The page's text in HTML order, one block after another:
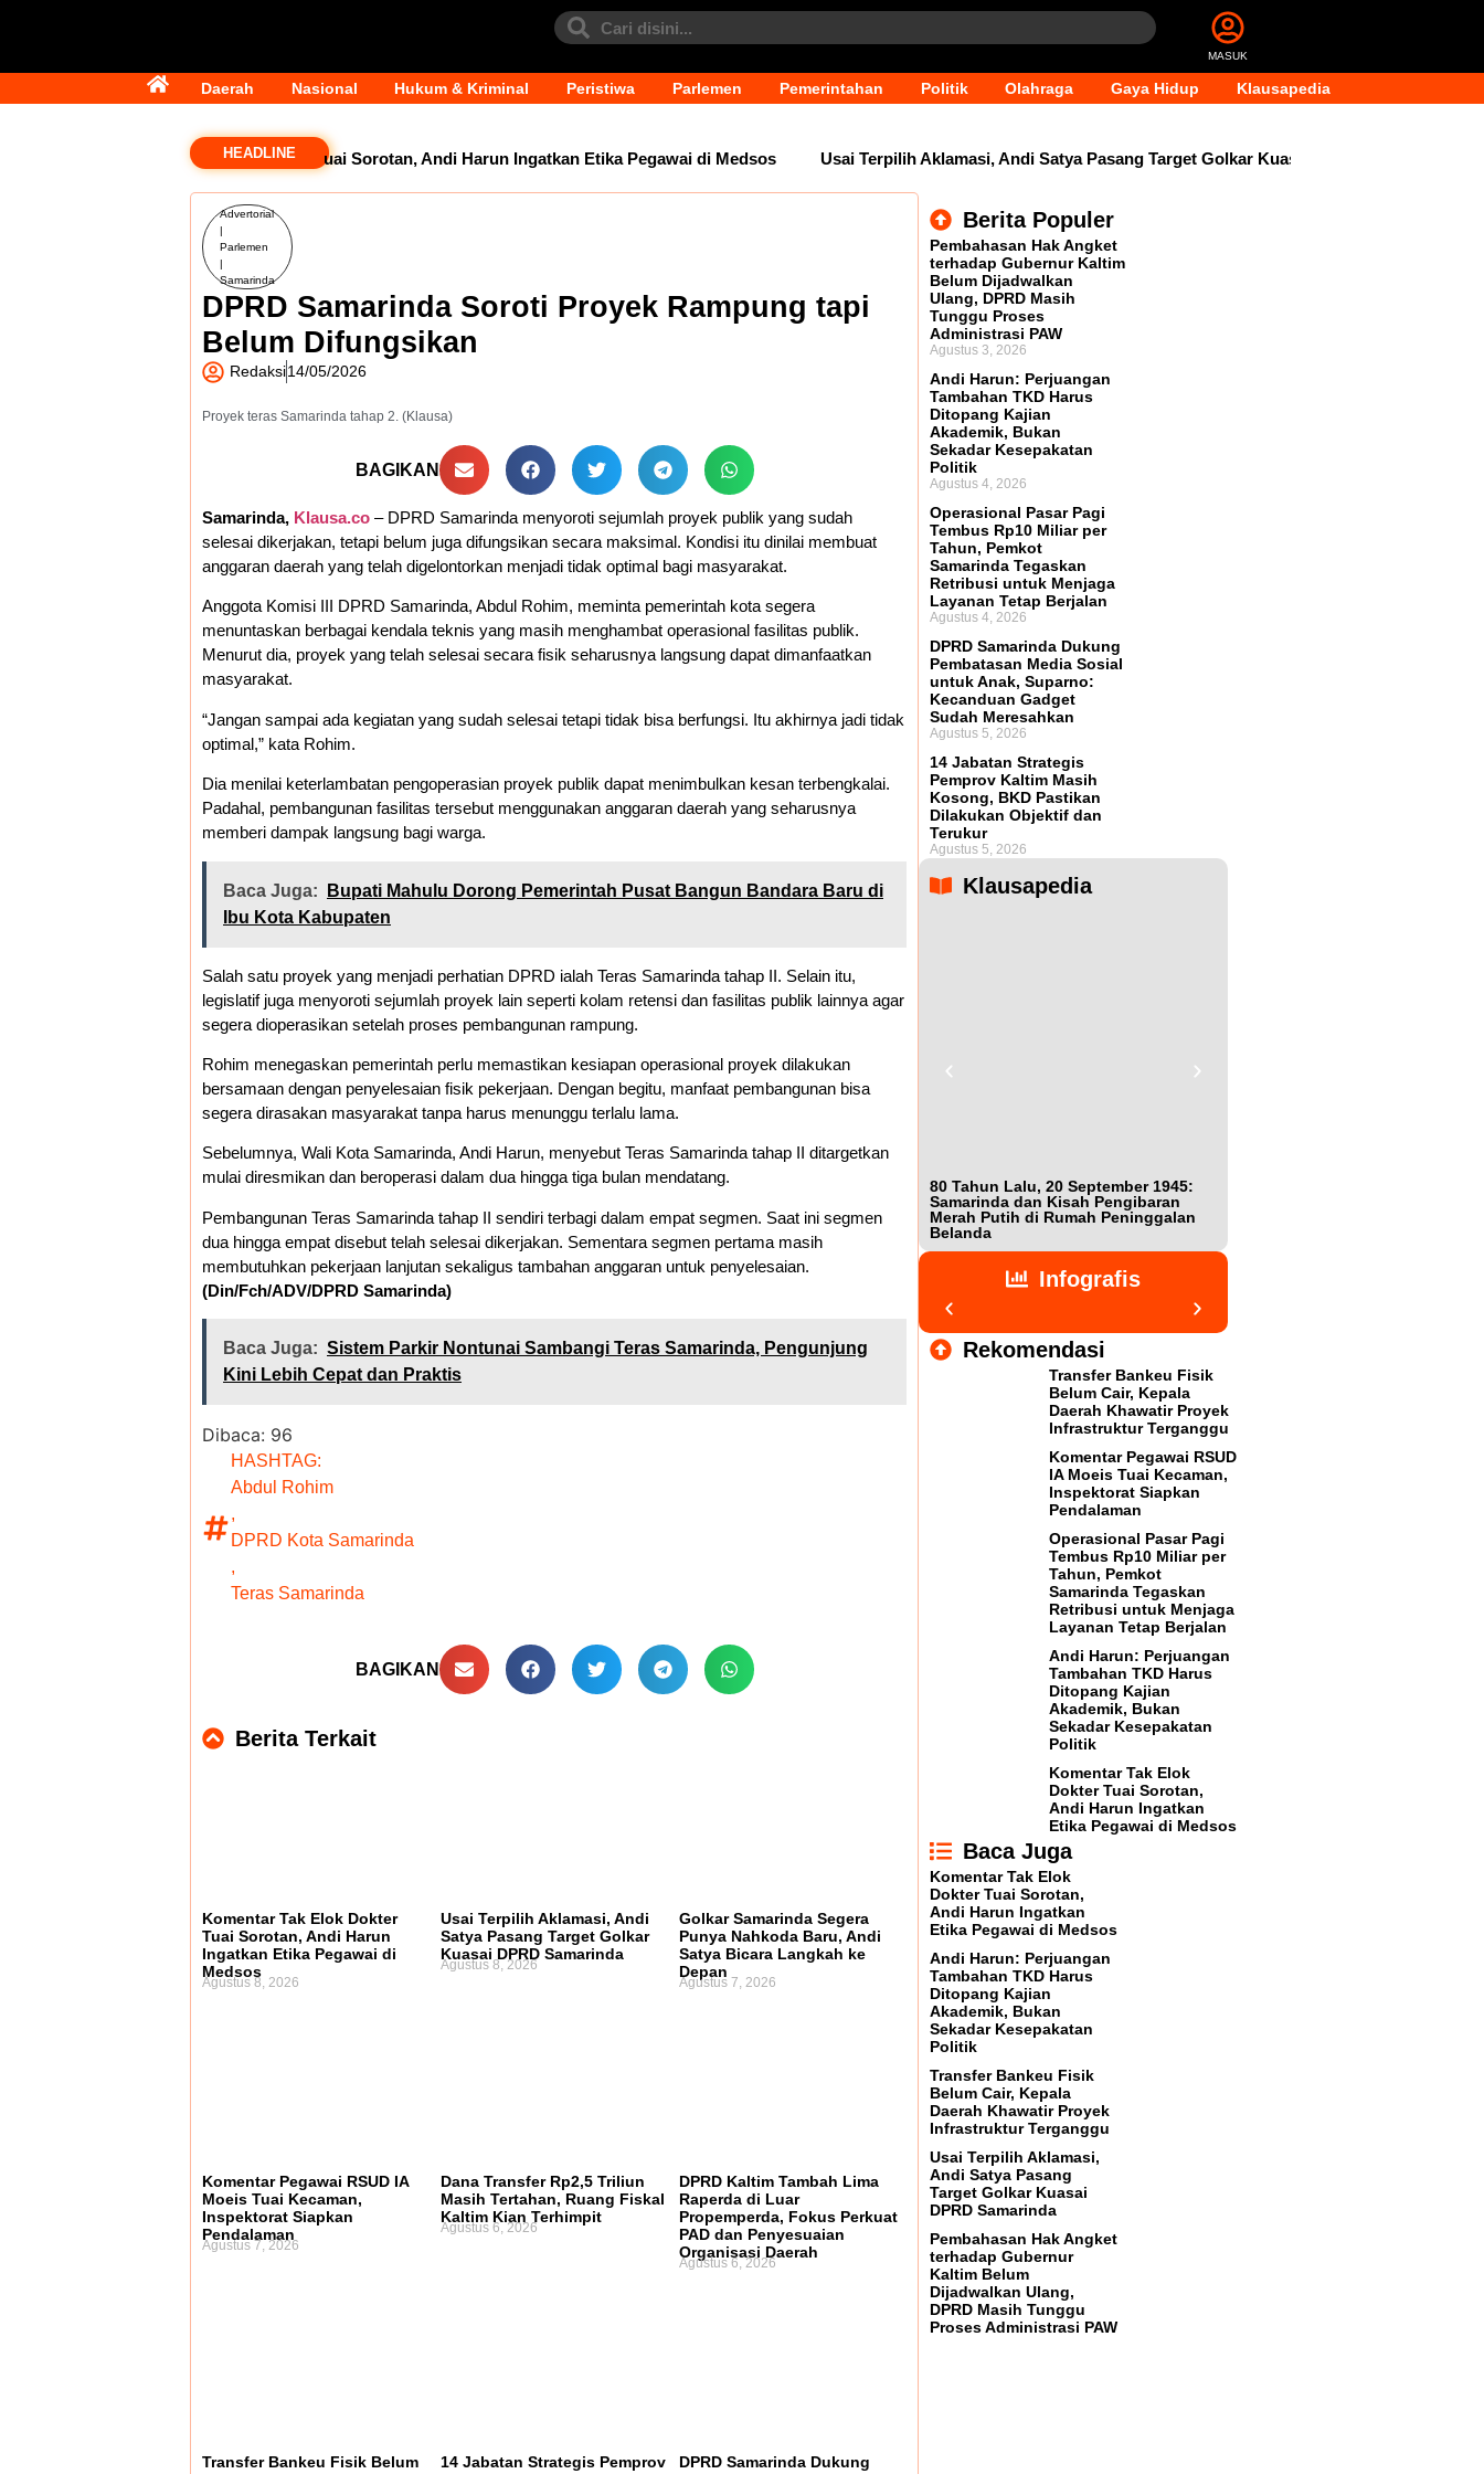
MASUK
Daerah Nasional Hukum & Kriminal Peristiwa Parlemen Pemerintahan Politik Olahraga Gaya Hidup Klausapedia
HEADLINE
Komentar Tak Elok Dokter Tuai Sorotan, Andi Harun Ingatkan Etika Pegawai di Medsos Usai Terpilih Aklamasi, Andi Satya Pasang Target Golkar Kuasai DPRD Samarinda
Advertorial
|
Parlemen
|
Samarinda
DPRD Samarinda Soroti Proyek Rampung tapi
Belum Difungsikan
Redaksi14/05/2026
Proyek teras Samarinda tahap 2. (Klausa)
BAGIKAN
Samarinda, Klausa.co – DPRD Samarinda menyoroti sejumlah proyek publik yang sudah
selesai dikerjakan, tetapi belum juga difungsikan secara maksimal. Kondisi itu dinilai membuat
anggaran daerah yang telah digelontorkan menjadi tidak optimal bagi masyarakat.
Anggota Komisi III DPRD Samarinda, Abdul Rohim, meminta pemerintah kota segera
menuntaskan berbagai kendala teknis yang masih menghambat operasional fasilitas publik.
Menurut dia, proyek yang telah selesai secara fisik seharusnya langsung dapat dimanfaatkan
masyarakat.
“Jangan sampai ada kegiatan yang sudah selesai tetapi tidak bisa berfungsi. Itu akhirnya jadi tidak
optimal,” kata Rohim.
Dia menilai keterlambatan pengoperasian proyek publik dapat menimbulkan kesan terbengkalai.
Padahal, pembangunan fasilitas tersebut menggunakan anggaran daerah yang seharusnya
memberi dampak langsung bagi warga.
Baca Juga:
Bupati Mahulu Dorong Pemerintah Pusat Bangun Bandara Baru di
Ibu Kota Kabupaten
Salah satu proyek yang menjadi perhatian DPRD ialah Teras Samarinda tahap II. Selain itu,
legislatif juga menyoroti sejumlah proyek lain seperti kolam retensi dan fasilitas publik lainnya agar
segera dioperasikan setelah proses pembangunan rampung.
Rohim menegaskan pemerintah perlu memastikan kesiapan operasional proyek dilakukan
bersamaan dengan penyelesaian fisik pekerjaan. Dengan begitu, manfaat pembangunan bisa
segera dirasakan masyarakat tanpa harus menunggu terlalu lama.
Sebelumnya, Wali Kota Samarinda, Andi Harun, menyebut Teras Samarinda tahap II ditargetkan
mulai diresmikan dan beroperasi dalam dua hingga tiga bulan mendatang.
Pembangunan Teras Samarinda tahap II sendiri terbagi dalam empat segmen. Saat ini segmen
dua hingga empat disebut telah selesai dikerjakan. Sementara segmen pertama masih
membutuhkan pekerjaan lanjutan sekaligus tambahan anggaran untuk penyelesaian.
(Din/Fch/ADV/DPRD Samarinda)
Baca Juga: Sistem Parkir Nontunai Sambangi Teras Samarinda, Pengunjung
Kini Lebih Cepat dan Praktis
Dibaca: 96
HASHTAG:
Abdul Rohim
,
DPRD Kota Samarinda
,
Teras Samarinda
BAGIKAN
Berita Terkait
Komentar Tak Elok Dokter
Tuai Sorotan, Andi Harun
Ingatkan Etika Pegawai di
Medsos
Agustus 8, 2026
Usai Terpilih Aklamasi, Andi
Satya Pasang Target Golkar
Kuasai DPRD Samarinda
Agustus 8, 2026
Golkar Samarinda Segera
Punya Nahkoda Baru, Andi
Satya Bicara Langkah ke
Depan
Agustus 7, 2026
Komentar Pegawai RSUD IA
Moeis Tuai Kecaman,
Inspektorat Siapkan
Pendalaman
Agustus 7, 2026
Dana Transfer Rp2,5 Triliun
Masih Tertahan, Ruang Fiskal
Kaltim Kian Terhimpit
Agustus 6, 2026
DPRD Kaltim Tambah Lima
Raperda di Luar
Propemperda, Fokus Perkuat
PAD dan Penyesuaian
Organisasi Daerah
Agustus 6, 2026
Transfer Bankeu Fisik Belum
14 Jabatan Strategis Pemprov
DPRD Samarinda Dukung
Berita Populer
Pembahasan Hak Angket
terhadap Gubernur Kaltim
Belum Dijadwalkan
Ulang, DPRD Masih
Tunggu Proses
Administrasi PAW
Agustus 3, 2026
Andi Harun: Perjuangan
Tambahan TKD Harus
Ditopang Kajian
Akademik, Bukan
Sekadar Kesepakatan
Politik
Agustus 4, 2026
Operasional Pasar Pagi
Tembus Rp10 Miliar per
Tahun, Pemkot
Samarinda Tegaskan
Retribusi untuk Menjaga
Layanan Tetap Berjalan
Agustus 4, 2026
DPRD Samarinda Dukung
Pembatasan Media Sosial
untuk Anak, Suparno:
Kecanduan Gadget
Sudah Meresahkan
Agustus 5, 2026
14 Jabatan Strategis
Pemprov Kaltim Masih
Kosong, BKD Pastikan
Dilakukan Objektif dan
Terukur
Agustus 5, 2026
Klausapedia
80 Tahun Lalu, 20 September 1945:
Samarinda dan Kisah Pengibaran
Merah Putih di Rumah Peninggalan
Belanda
Infografis
Rekomendasi
Transfer Bankeu Fisik
Belum Cair, Kepala
Daerah Khawatir Proyek
Infrastruktur Terganggu
Komentar Pegawai RSUD
IA Moeis Tuai Kecaman,
Inspektorat Siapkan
Pendalaman
Operasional Pasar Pagi
Tembus Rp10 Miliar per
Tahun, Pemkot
Samarinda Tegaskan
Retribusi untuk Menjaga
Layanan Tetap Berjalan
Andi Harun: Perjuangan
Tambahan TKD Harus
Ditopang Kajian
Akademik, Bukan
Sekadar Kesepakatan
Politik
Komentar Tak Elok
Dokter Tuai Sorotan,
Andi Harun Ingatkan
Etika Pegawai di Medsos
Baca Juga
Komentar Tak Elok
Dokter Tuai Sorotan,
Andi Harun Ingatkan
Etika Pegawai di Medsos
Andi Harun: Perjuangan
Tambahan TKD Harus
Ditopang Kajian
Akademik, Bukan
Sekadar Kesepakatan
Politik
Transfer Bankeu Fisik
Belum Cair, Kepala
Daerah Khawatir Proyek
Infrastruktur Terganggu
Usai Terpilih Aklamasi,
Andi Satya Pasang
Target Golkar Kuasai
DPRD Samarinda
Pembahasan Hak Angket
terhadap Gubernur
Kaltim Belum
Dijadwalkan Ulang,
DPRD Masih Tunggu
Proses Administrasi PAW